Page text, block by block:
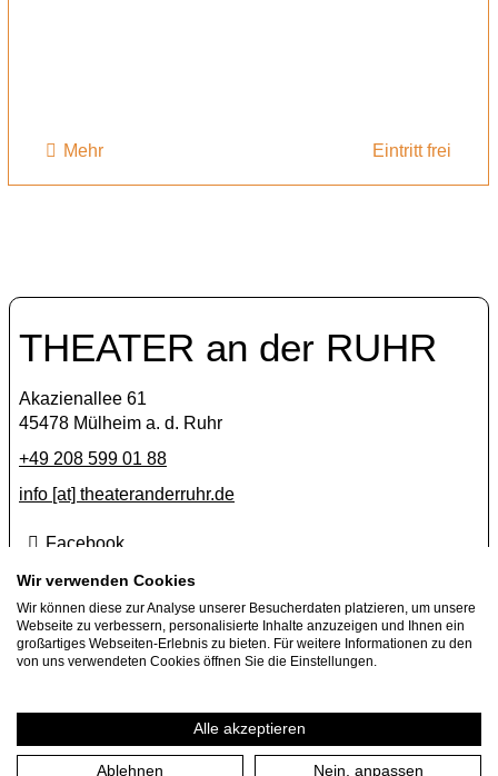
Mehr Eintritt frei
THEATER an der RUHR
Akazienallee 61
45478 Mülheim a. d. Ruhr
+49 208 599 01 88
info [​at​] theateranderruhr.de
Facebook
Instagram
Newsletter
Presse
Datenschutzerklärung Cookie-Einstellungen
Wir verwenden Cookies
Wir können diese zur Analyse unserer Besucherdaten platzieren, um unsere
Webseite zu verbessern, personalisierte Inhalte anzuzeigen und Ihnen ein
großartiges Webseiten-Erlebnis zu bieten. Für weitere Informationen zu den
von uns verwendeten Cookies öffnen Sie die Einstellungen.
Alle akzeptieren
Ablehnen Nein, anpassen